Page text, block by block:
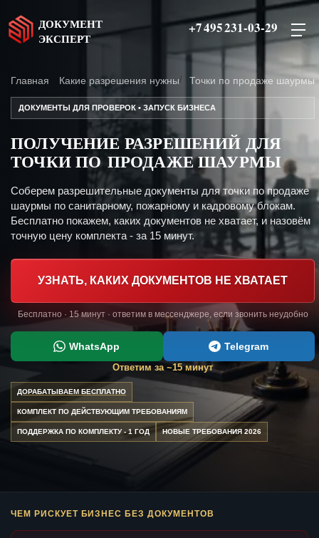
ДОКУМЕНТ
ЭКСПЕРТ
+7 495 231-03-29
Главная Какие разрешения нужны Точки по продаже шаурмы
ДОКУМЕНТЫ ДЛЯ ПРОВЕРОК • ЗАПУСК БИЗНЕСА
ПОЛУЧЕНИЕ РАЗРЕШЕНИЙ ДЛЯ
ТОЧКИ ПО ПРОДАЖЕ ШАУРМЫ
Соберем разрешительные документы для точки по продаже
шаурмы по санитарному, пожарному и кадровому блокам.
Бесплатно покажем, каких документов не хватает, и назовём
точную цену комплекта - за 15 минут.
УЗНАТЬ, КАКИХ ДОКУМЕНТОВ НЕ ХВАТАЕТ
Бесплатно · 15 минут · ответим в мессенджере, если звонить неудобно
WhatsApp Telegram
Ответим за ~15 минут
ДОРАБАТЫВАЕМ БЕСПЛАТНО
КОМПЛЕКТ ПО ДЕЙСТВУЮЩИМ ТРЕБОВАНИЯМ
ПОДДЕРЖКА ПО КОМПЛЕКТУ - 1 ГОД НОВЫЕ ТРЕБОВАНИЯ 2026
ЧЕМ РИСКУЕТ БИЗНЕС БЕЗ ДОКУМЕНТОВ